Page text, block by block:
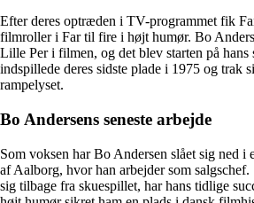
Efter deres optræden i TV-programmet fik
filmroller i Far til fire i højt humør. Bo
Lille Per i filmen, og det blev starten på
indspillede deres sidste plade i 1975 og trak
rampelyset.
Bo Andersens seneste arbejde
Som voksen har Bo Andersen slået sig ned i
af Aalborg, hvor han arbejder som
sig tilbage fra skuespillet, har hans tidlige